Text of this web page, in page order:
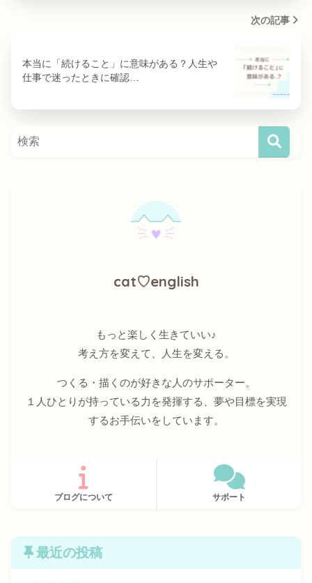
次の記事
本当に「続けること」に意味がある？人生や
仕事で迷ったときに確認…
cat♡english
もっと楽しく生きていい♪
考え方を変えて、人生を変える。
つくる・描くのが好きな人のサポーター。
１人ひとりが持っている力を発揮する、夢や目標を実現
するお手伝いをしています。
ブログについて サポート
最近の投稿